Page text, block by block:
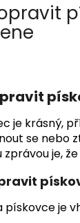
je krásný,
se nebo
zprávou je,
pískovce je